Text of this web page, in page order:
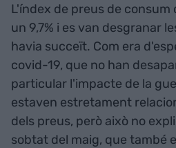
L'índex de preus de
un 9,7% i es van desgranar
havia succeït. Com era
covid-19, que no han
particular l'impacte de la
estaven estretament
dels preus, però això no
sobtat del maig, que també